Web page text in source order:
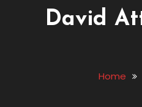
David
Home